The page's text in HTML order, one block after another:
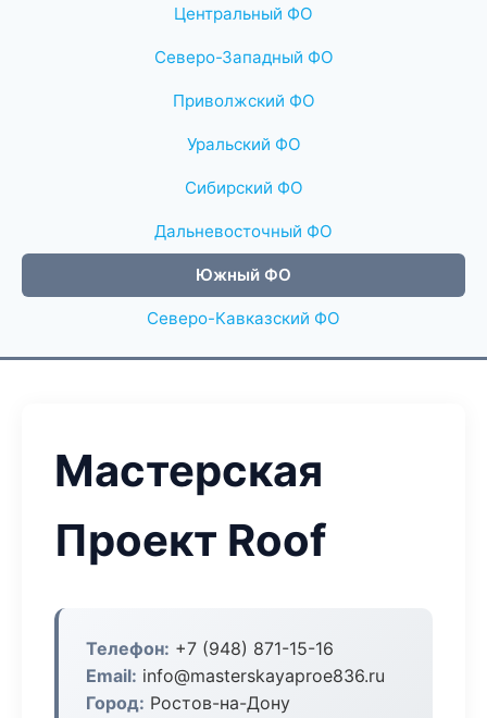
Центральный ФО
Северо-Западный ФО
Приволжский ФО
Уральский ФО
Сибирский ФО
Дальневосточный ФО
Южный ФО
Северо-Кавказский ФО
Мастерская
Проект Roof
Телефон: +7 (948) 871-15-16
Email: info@masterskayaproe836.ru
Город: Ростов-на-Дону